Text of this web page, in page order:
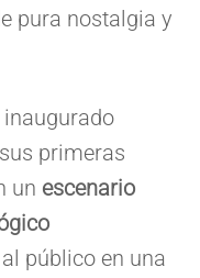
pura nostalgia y
inaugurado
primeras
un escenario
público en una